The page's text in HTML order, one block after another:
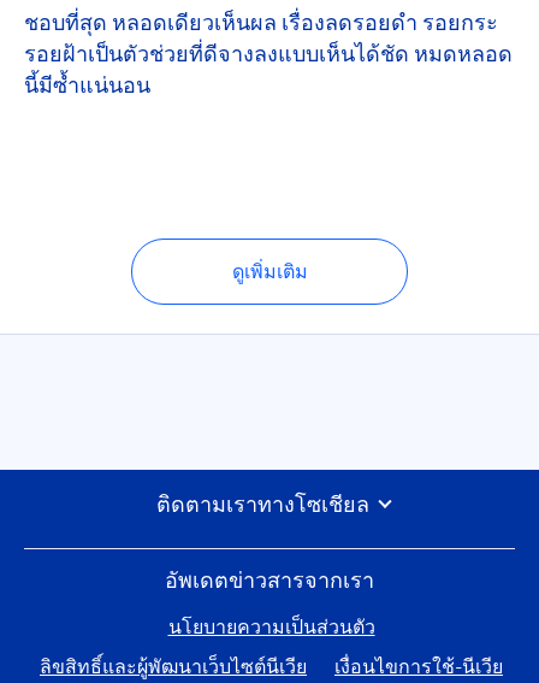
ชอบที่สุด หลอดเดียวเห็นผล เรื่องลดรอยดำ รอยกระ
รอยฝ้าเป็นตัวช่วยที่ดีจางลงแบบเห็นได้ชัด หมดหลอด
นี้มีซ้ำแน่นอน
ดูเพิ่มเติม
อัพเดตข่าวสารจากเรา
นโยบายความเป็นส่วนตัว
ลิขสิทธิ์และผู้พัฒนาเว็บไซต์นีเวีย
เงื่อนไขการใช้-นีเวีย
ติดตามเราทางโซเชียล